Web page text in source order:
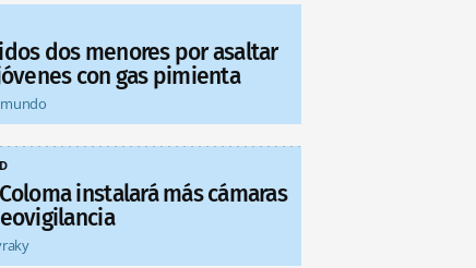
dos menores por asaltar
con gas pimienta
instalará más cámaras